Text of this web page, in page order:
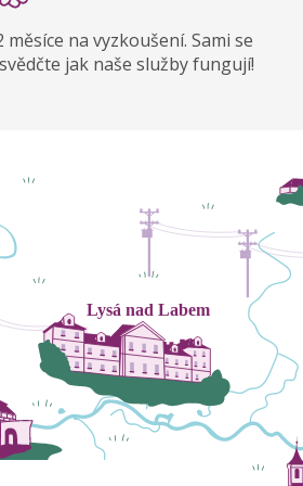
měsíce na vyzkoušení. Sami se
jak naše služby fungují!